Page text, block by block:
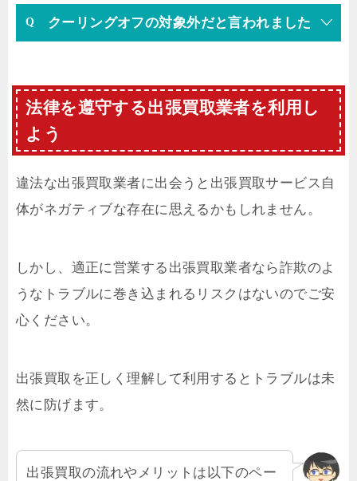
クーリングオフの対象外だと言われました
法律を遵守する出張買取業者を利用し
よう
違法な出張買取業者に出会うと出張買取サービス自
体がネガティブな存在に思えるかもしれません。
しかし、適正に営業する出張買取業者なら詐欺のよ
うなトラブルに巻き込まれるリスクはないのでご安
心ください。
出張買取を正しく理解して利用するとトラブルは未
然に防げます。
出張買取の流れやメリットは以下のペー